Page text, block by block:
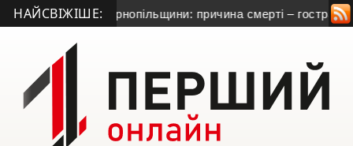
НАЙСВІЖІШЕ:з Тернопільщини: причина смерті – гостра